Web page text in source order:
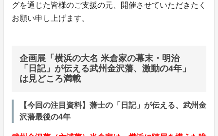
グを通じた皆様のご支援の元、開催させていただきたく
お願い申し上げます。
企画展「横浜の大名 米倉家の幕末・明治
「日記」が伝える武州金沢藩、激動の4年」
は見どころ満載
【今回の注目資料】藩士の「日記」が伝える、武州金
沢藩最後の4年